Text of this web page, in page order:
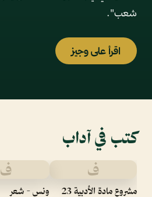
شعب".
اقرأ على وجيز
كتب في آداب
ف
مشروع مادة الأدبية 23
ف
ونس - شعر